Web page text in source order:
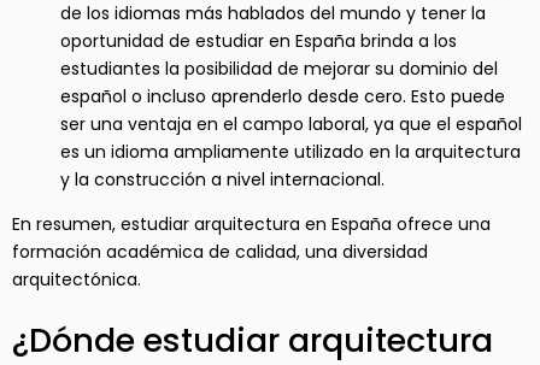
de los idiomas más hablados del mundo y tener la
oportunidad de estudiar en España brinda a los
estudiantes la posibilidad de mejorar su dominio del
español o incluso aprenderlo desde cero. Esto puede
ser una ventaja en el campo laboral, ya que el español
es un idioma ampliamente utilizado en la arquitectura
y la construcción a nivel internacional.
En resumen, estudiar arquitectura en España ofrece una
formación académica de calidad, una diversidad
arquitectónica.
¿Dónde estudiar arquitectura